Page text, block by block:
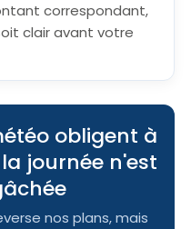
correspondant,
clair avant votre
obligent à
journée n'est
nos plans, mais